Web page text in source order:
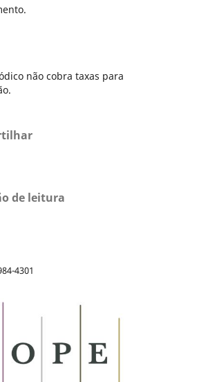
não cobra taxas para
de leitura
4301